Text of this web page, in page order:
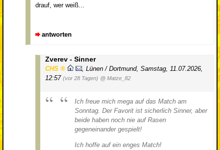
drauf, wer weiß...
antworten
Zverev - Sinner
CHS , Lünen / Dortmund, Samstag, 11.07.2026,
12:57 (vor 28 Tagen) @ Matze_82
Ich freue mich mega auf das Match am
Sonntag. Der Favorit ist sicherlich Sinner, aber
beide haben noch nie auf Rasen
gegeneinander gespielt!
Ich hoffe auf ein enges Match!